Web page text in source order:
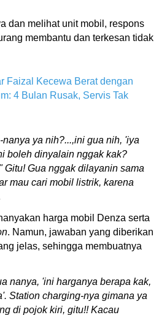
dan melihat unit mobil, respons
membantu dan terkesan tidak
Faizal Kecewa Berat dengan
4 Bulan Rusak, Servis Tak
ya nih?...,ini gua nih, 'iya
boleh dinyalain nggak kak?
Gitu! Gua nggak dilayanin sama
mau cari mobil listrik, karena
harga mobil Denza serta
. Namun, jawaban yang diberikan
jelas, sehingga membuatnya
nanya, 'ini harganya berapa kak,
Station charging-nya gimana ya
di pojok kiri, gitu!! Kacau